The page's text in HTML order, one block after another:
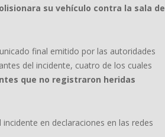
su vehículo contra la sala de
final emitido por las autoridades
del incidente, cuatro de los cuales
que no registraron heridas
en declaraciones en las redes